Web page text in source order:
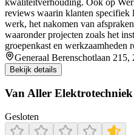
reviews waarin klanten specifiek
werk, het nakomen van
waaronder projecten zoals het
groepenkast en werkzaamheden
Generaal Berenschotlaan
Bekijk details
Van Aller Elektrotechniek
Gesloten